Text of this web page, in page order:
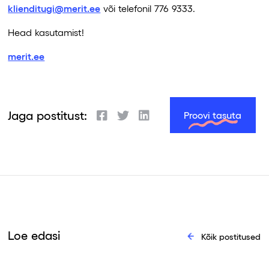
klienditugi@merit.ee või telefonil 776 9333.
Head kasutamist!
merit.ee
Jaga postitust: Proovi tasuta
Loe edasi Kõik postitused